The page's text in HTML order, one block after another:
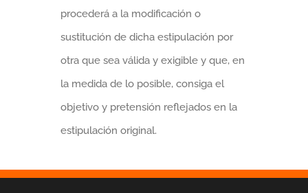
procederá a la modificación o
sustitución de dicha estipulación por
otra que sea válida y exigible y que, en
la medida de lo posible, consiga el
objetivo y pretensión reflejados en la
estipulación original.